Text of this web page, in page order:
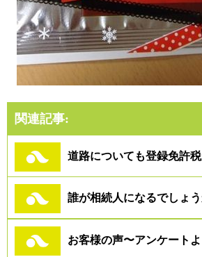
関連記事:
道路についても登録免許
誰が相続人になるでしょう
お客様の声〜アンケートよ